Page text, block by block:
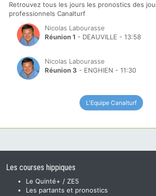
Retrouvez tous les jours les pronostics des
professionnels Canalturf
Nicolas Labourasse
Réunion 1 - DEAUVILLE - 13:58
Nicolas Labourasse
Réunion 3 - ENGHIEN - 11:30
L'Equipe Canalturf
Les courses hippiques
Le Quinté+ / ZE5
Les partants et pronostics